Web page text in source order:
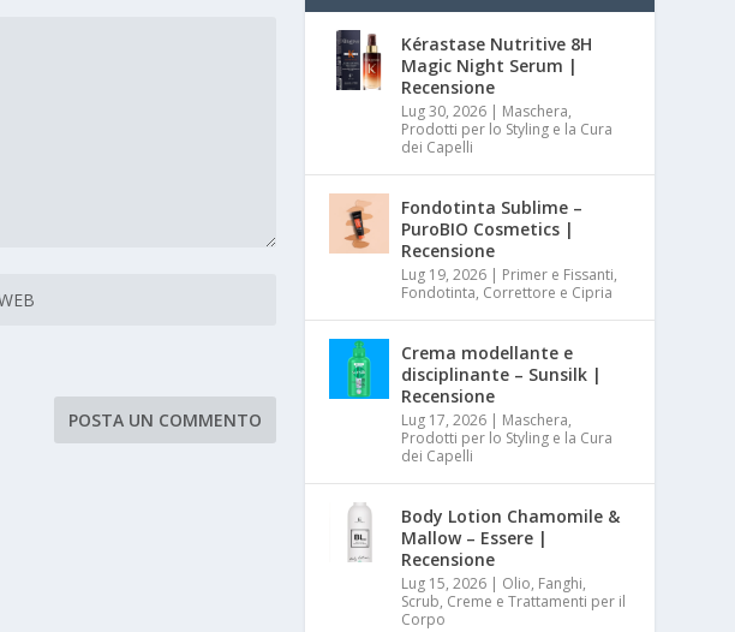
Kérastase Nutritive 8H
Magic Night Serum |
Recensione
Lug 30, 2026 | Maschera,
Prodotti per lo Styling e la Cura
dei Capelli
Fondotinta Sublime –
PuroBIO Cosmetics |
Recensione
Lug 19, 2026 | Primer e Fissanti,
Fondotinta, Correttore e Cipria
Crema modellante e
disciplinante – Sunsilk |
Recensione
Lug 17, 2026 | Maschera,
Prodotti per lo Styling e la Cura
dei Capelli
Body Lotion Chamomile &
Mallow – Essere |
Recensione
Lug 15, 2026 | Olio, Fanghi,
Scrub, Creme e Trattamenti per il
Corpo